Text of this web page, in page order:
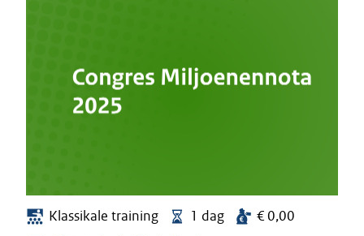
Klassikale training 1 dag
€ 0,00